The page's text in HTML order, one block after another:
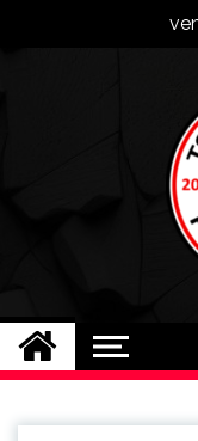
Plus qu'un